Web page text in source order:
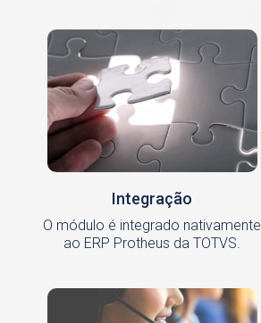
Integração
O módulo é integrado nativamente
ao ERP Protheus da TOTVS.